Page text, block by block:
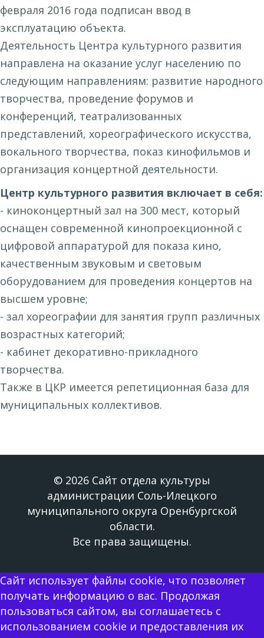
февраля 2016 года подписан ввод в
эксплуатацию объекта.
Деятельность Центра культурного развития
направлена на оказание услуг населению по
следующим направлениям: развитие народного
творчества, проведение форумов и
конференций, театрализованных
представлений, хореографического искусства,
вокального творчества, показ кинофильмов и
организация концертной деятельности.
Центр культурного развития включает в себя:
- киноконцертный зал на 300 мест, который
оснащен современной кинопроекционной с
цифровой аппаратурой для показа кино,
качественным звуковым и световым
оборудованием для проведения концертов на
высшем уровне;
- зал хореографии для занятия групп различных
возрастных категорий;
- кабинет декоративно-прикладного
творчества.
Также в ЦКР имеется репетиционная база для
муниципальных коллективов.
© 2026 Сайт отдела культуры
администрации Соль-Илецкого
муниципального округа Оренбургской
области.
Все права защищены.
Сайт использует файлы cookie, что позволяет
получать информацию о вас. Продолжая
пользоваться сайтом, вы соглашаетесь с
использованием cookie и предоставления их